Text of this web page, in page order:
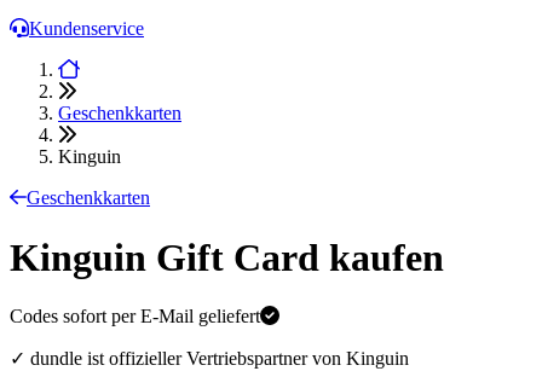
Kundenservice
Geschenkkarten
Kinguin
Geschenkkarten
Kinguin Gift Card kaufen
Codes sofort per E-Mail geliefert
✓ dundle ist offizieller Vertriebspartner von Kinguin